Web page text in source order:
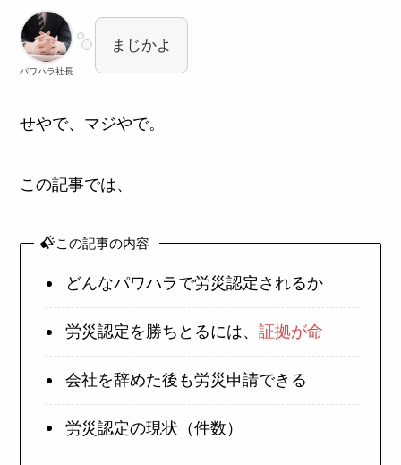
パワハラ社長
まじかよ
せやで、マジやで。
この記事では、
この記事の内容
どんなパワハラで労災認定されるか
労災認定を勝ちとるには、 証拠が命
会社を辞めた後も労災申請できる
労災認定の現状（件数）